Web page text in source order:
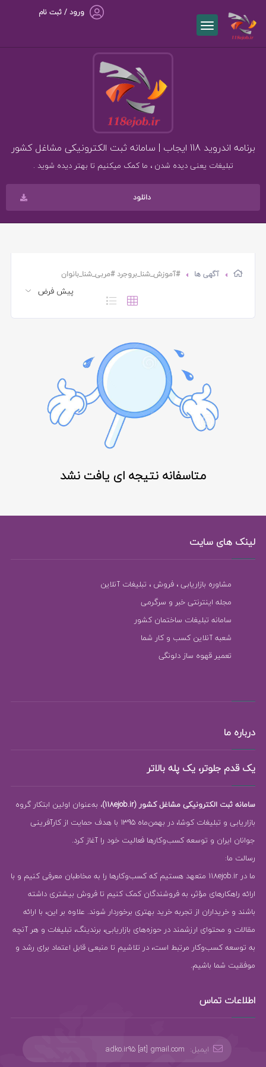
ورود / ثبت نام
برنامه اندروید 118 ایجاب | سامانه ثبت الکترونیکی مشاغل کشور
تبلیغات یعنی دیده شدن ، ما کمک میکنیم تا بهتر دیده شوید .
دانلود
آگهی ها #آموزش_شنا_بروجرد #مربی_شنا_بانوان
متاسفانه نتیجه ای یافت نشد
لینک های سایت
مشاوره بازاریابی ، فروش ، تبلیغات آنلاین
مجله اینترنتی خبر و سرگرمی
سامانه تبلیغات ساختمان کشور
شعبه آنلاین کسب و کار شما
تعمیر قهوه ساز دلونگی
درباره ما
یک قدم جلوتر، یک پله بالاتر
سامانه ثبت الکترونیکی مشاغل کشور (118ejob.ir)
، به‌عنوان اولین ابتکار گروه
بازاریابی و تبلیغات کوشا، در بهمن‌ماه 1395 با هدف حمایت از کارآفرینی
جوانان ایران و توسعه کسب‌وکارها فعالیت خود را آغاز کرد.
رسالت ما:
ما در 118ejob.ir متعهد هستیم که کسب‌وکارها را به مخاطبان معرفی کنیم و با
ارائه راهکارهای مؤثر، به فروشندگان کمک کنیم تا فروش بیشتری داشته
باشند و خریداران از تجربه خرید بهتری برخوردار شوند. علاوه بر این، با ارائه
مقالات و محتوای ارزشمند در حوزه‌های بازاریابی، برندینگ، تبلیغات و هر آنچه
به توسعه کسب‌وکار مرتبط است، در تلاشیم تا منبعی قابل اعتماد برای رشد و
موفقیت شما باشیم.
اطلاعات تماس
ایمیل: adko.ir95 [at] gmail.com